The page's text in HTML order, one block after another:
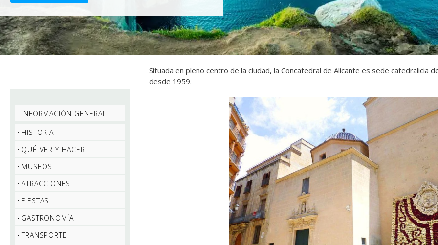
INFORMACIÓN GENERAL
HISTORIA
QUÉ VER Y HACER
MUSEOS
ATRACCIONES
FIESTAS
GASTRONOMÍA
TRANSPORTE
Situada en pleno centro de la ciudad, la Concatedral de Alicante es sede catedralicia
desde 1959.